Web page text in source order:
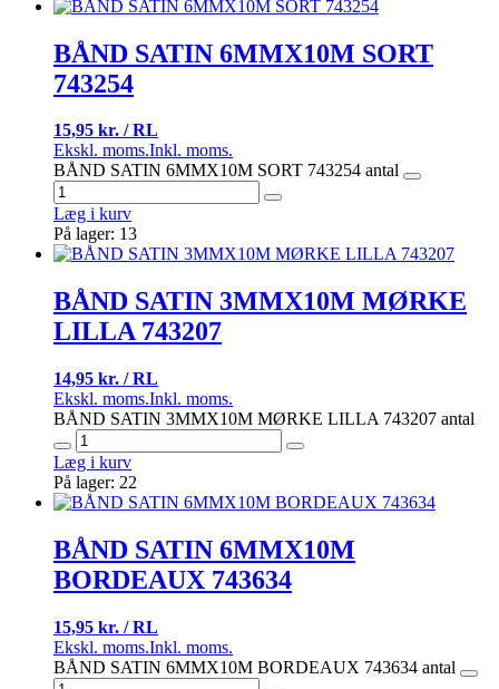
BÅND SATIN 6MMX10M SORT
743254
15,95 kr. / RL
Ekskl. moms.Inkl. moms.
BÅND SATIN 6MMX10M SORT 743254 antal
Læg i kurv
På lager: 13
BÅND SATIN 3MMX10M MØRKE
LILLA 743207
14,95 kr. / RL
Ekskl. moms.Inkl. moms.
BÅND SATIN 3MMX10M MØRKE LILLA 743207 antal
Læg i kurv
På lager: 22
BÅND SATIN 6MMX10M
BORDEAUX 743634
15,95 kr. / RL
Ekskl. moms.Inkl. moms.
BÅND SATIN 6MMX10M BORDEAUX 743634 antal